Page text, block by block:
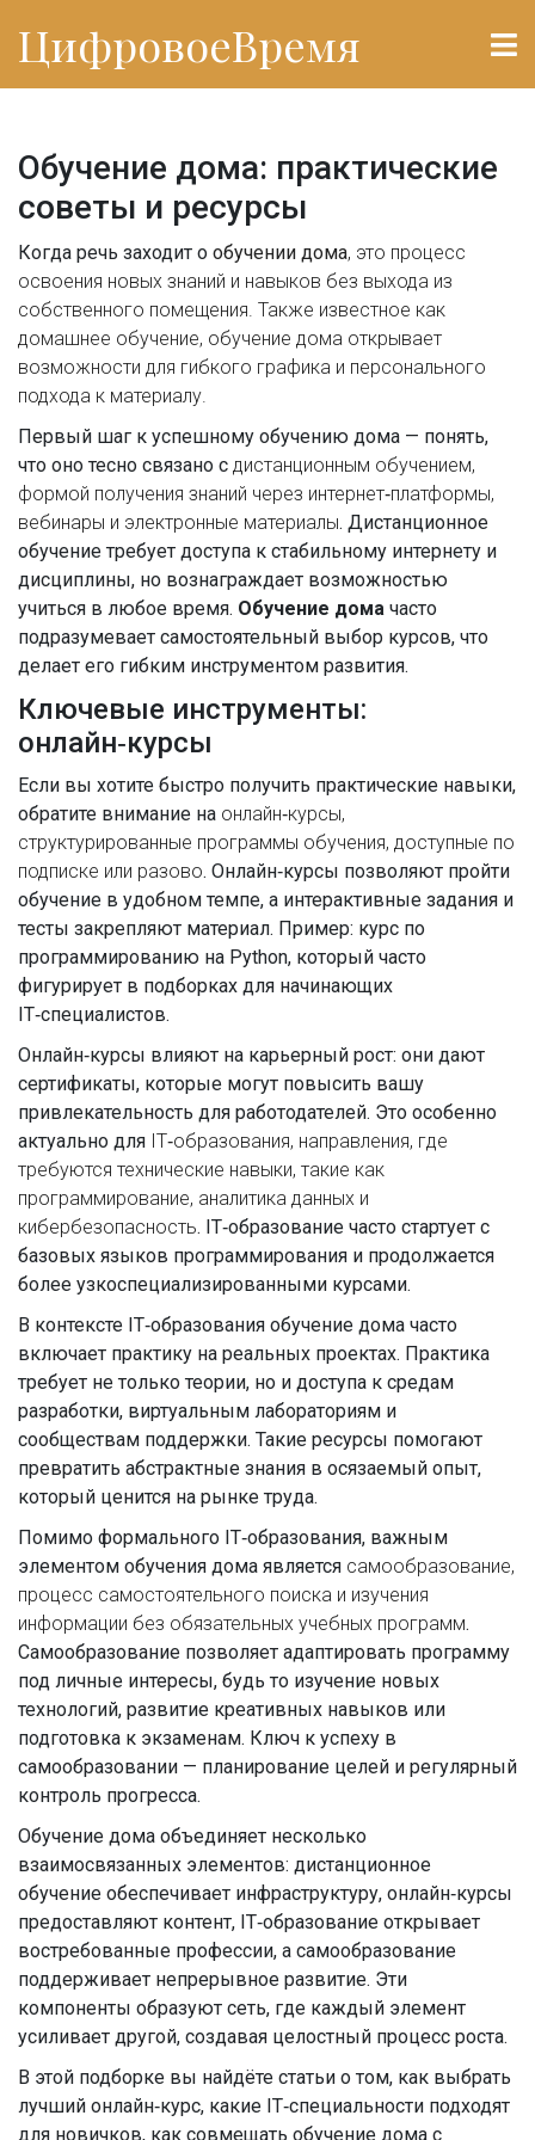
ЦифровоеВремя
Обучение дома: практические
советы и ресурсы
Когда речь заходит о обучении дома, это процесс
освоения новых знаний и навыков без выхода из
собственного помещения. Также известное как
домашнее обучение, обучение дома открывает
возможности для гибкого графика и персонального
подхода к материалу.
Первый шаг к успешному обучению дома — понять,
что оно тесно связано с дистанционным обучением,
формой получения знаний через интернет‑платформы,
вебинары и электронные материалы. Дистанционное
обучение требует доступа к стабильному интернету и
дисциплины, но вознаграждает возможностью
учиться в любое время. Обучение дома часто
подразумевает самостоятельный выбор курсов, что
делает его гибким инструментом развития.
Ключевые инструменты:
онлайн‑курсы
Если вы хотите быстро получить практические навыки,
обратите внимание на онлайн‑курсы,
структурированные программы обучения, доступные по
подписке или разово. Онлайн‑курсы позволяют пройти
обучение в удобном темпе, а интерактивные задания и
тесты закрепляют материал. Пример: курс по
программированию на Python, который часто
фигурирует в подборках для начинающих
IT‑специалистов.
Онлайн‑курсы влияют на карьерный рост: они дают
сертификаты, которые могут повысить вашу
привлекательность для работодателей. Это особенно
актуально для IT‑образования, направления, где
требуются технические навыки, такие как
программирование, аналитика данных и
кибербезопасность. IT‑образование часто стартует с
базовых языков программирования и продолжается
более узкоспециализированными курсами.
В контексте IT‑образования обучение дома часто
включает практику на реальных проектах. Практика
требует не только теории, но и доступа к средам
разработки, виртуальным лабораториям и
сообществам поддержки. Такие ресурсы помогают
превратить абстрактные знания в осязаемый опыт,
который ценится на рынке труда.
Помимо формального IT‑образования, важным
элементом обучения дома является самообразование,
процесс самостоятельного поиска и изучения
информации без обязательных учебных программ.
Самообразование позволяет адаптировать программу
под личные интересы, будь то изучение новых
технологий, развитие креативных навыков или
подготовка к экзаменам. Ключ к успеху в
самообразовании — планирование целей и регулярный
контроль прогресса.
Обучение дома объединяет несколько
взаимосвязанных элементов: дистанционное
обучение обеспечивает инфраструктуру, онлайн‑курсы
предоставляют контент, IT‑образование открывает
востребованные профессии, а самообразование
поддерживает непрерывное развитие. Эти
компоненты образуют сеть, где каждый элемент
усиливает другой, создавая целостный процесс роста.
В этой подборке вы найдёте статьи о том, как выбрать
лучший онлайн‑курс, какие IT‑специальности подходят
для новичков, как совмещать обучение дома с